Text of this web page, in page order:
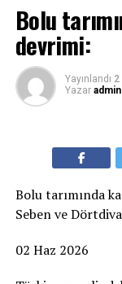
Bolu
devrimi:
Yayınlandı 2
Yazar admin
Bolu tarımında
Seben ve
02 Haz 2026